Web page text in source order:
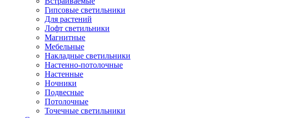
Гипсовые светильники
Для растений
Лофт светильники
Магнитные
Мебельные
Накладные светильники
Настенно-потолочные
Настенные
Ночники
Подвесные
Потолочные
Точечные светильники